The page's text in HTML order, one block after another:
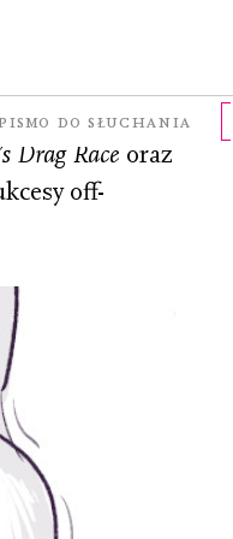
DO SŁUCHANIA
Drag Race oraz
off-